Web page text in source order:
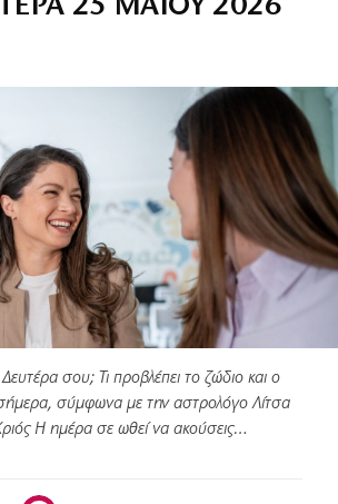
25 ΜΑΙΟΥ 2026
σου; Τι προβλέπει το ζώδιο και ο
σύμφωνα με την αστρολόγο Λίτσα
Η ημέρα σε ωθεί να ακούσεις…